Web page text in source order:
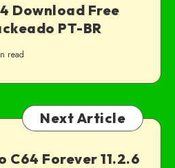
Download Free
PT-BR
read
Next Article
C64 Forever 11.2.6